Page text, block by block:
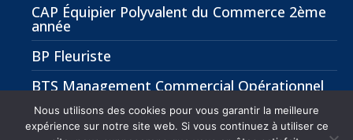
CAP Équipier Polyvalent du Commerce 2ème
année
BP Fleuriste
BTS Management Commercial Opérationnel
Nous utilisons des cookies pour vous garantir la meilleure
expérience sur notre site web. Si vous continuez à utiliser ce